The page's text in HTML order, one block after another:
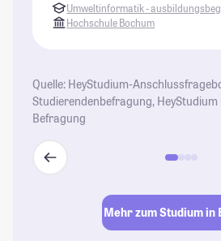
Umweltinformatik -
Hochschule Bochum
Quelle: HeyStudium-
Studierendenbefragung,
Befragung
Mehr zum Studium in